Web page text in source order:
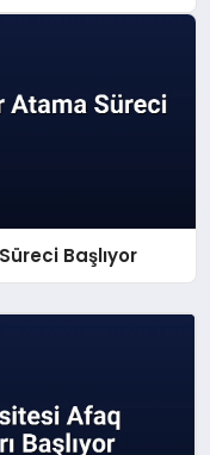
Başlıyor